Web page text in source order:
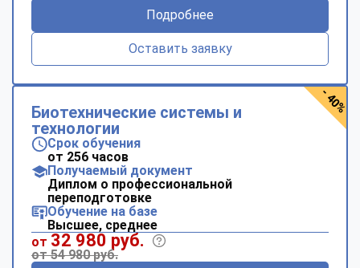
Подробнее
Оставить заявку
Биотехнические системы и
технологии
Срок обучения
от 256 часов
Получаемый документ
Диплом о профессиональной
переподготовке
Обучение на базе
Высшее, среднее
от 32 980 руб.
от 54 980 руб.
- 40%